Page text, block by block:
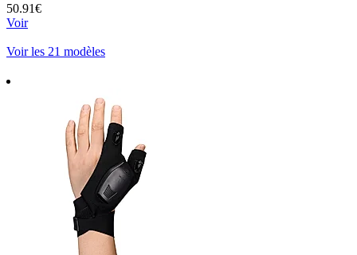
50.91€
Voir
Voir les 21 modèles